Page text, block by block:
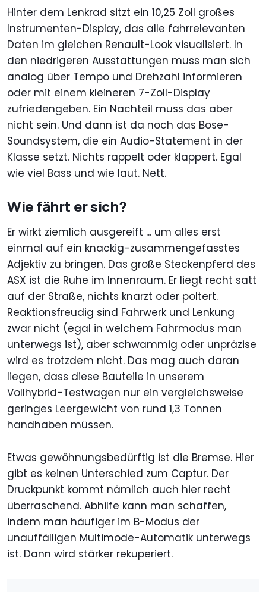
Hinter dem Lenkrad sitzt ein 10,25 Zoll großes
Instrumenten-Display, das alle fahrrelevanten
Daten im gleichen Renault-Look visualisiert. In
den niedrigeren Ausstattungen muss man sich
analog über Tempo und Drehzahl informieren
oder mit einem kleineren 7-Zoll-Display
zufriedengeben. Ein Nachteil muss das aber
nicht sein. Und dann ist da noch das Bose-
Soundsystem, die ein Audio-Statement in der
Klasse setzt. Nichts rappelt oder klappert. Egal
wie viel Bass und wie laut. Nett.
Wie fährt er sich?
Er wirkt ziemlich ausgereift ... um alles erst
einmal auf ein knackig-zusammengefasstes
Adjektiv zu bringen. Das große Steckenpferd des
ASX ist die Ruhe im Innenraum. Er liegt recht satt
auf der Straße, nichts knarzt oder poltert.
Reaktionsfreudig sind Fahrwerk und Lenkung
zwar nicht (egal in welchem Fahrmodus man
unterwegs ist), aber schwammig oder unpräzise
wird es trotzdem nicht. Das mag auch daran
liegen, dass diese Bauteile in unserem
Vollhybrid-Testwagen nur ein vergleichsweise
geringes Leergewicht von rund 1,3 Tonnen
handhaben müssen.
Etwas gewöhnungsbedürftig ist die Bremse. Hier
gibt es keinen Unterschied zum Captur. Der
Druckpunkt kommt nämlich auch hier recht
überraschend. Abhilfe kann man schaffen,
indem man häufiger im B-Modus der
unauffälligen Multimode-Automatik unterwegs
ist. Dann wird stärker rekuperiert.